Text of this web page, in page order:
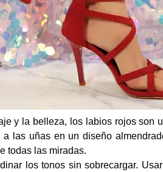
y la belleza, los labios rojos son
a las uñas en un diseño
todas las miradas.
los tonos sin sobrecargar.